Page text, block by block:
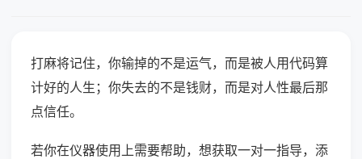
打麻将记住，你输掉的不是运气，而是被人用代码算
计好的人生；你失去的不是钱财，而是对人性最后那
点信任。
若你在仪器使用上需要帮助，想获取一对一指导，添